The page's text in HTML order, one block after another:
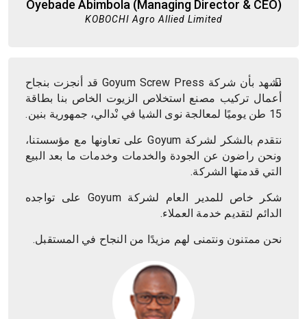
Oyebade Abimbola (Managing Director & CEO)
KOBOCHI Agro Allied Limited
نشهد بأن شركة Goyum Screw Press قد أنجزت بنجاح
أعمال تركيب مصنع استخلاص الزيوت الخاص بنا بطاقة
15 طن يوميًا لمعالجة نوى الشيا في نْدالي، جمهورية بنين.
نتقدم بالشكر لشركة Goyum على تعاونها مع مؤسستنا،
ونحن راضون عن الجودة والخدمات وخدمات ما بعد البيع
التي قدمتها الشركة.
شكر خاص للمدير العام لشركة Goyum على تواجده
الدائم لتقديم خدمة العملاء.
نحن ممتنون ونتمنى لهم مزيدًا من النجاح في المستقبل.